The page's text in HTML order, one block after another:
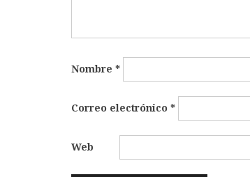
Nombre *
Correo electrónico *
Web